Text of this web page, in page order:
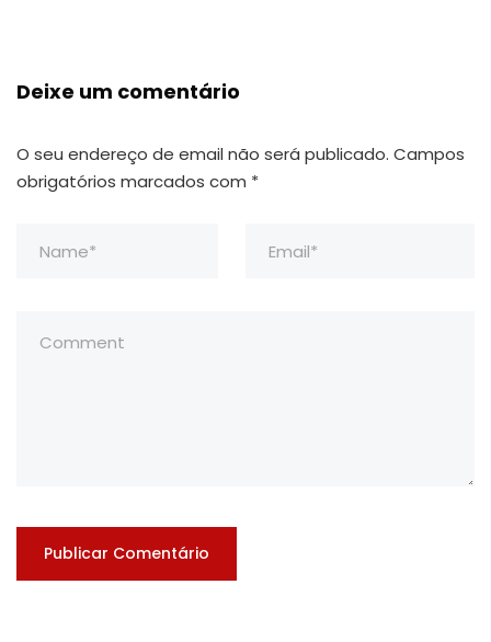
Deixe um comentário
O seu endereço de email não será publicado. Campos
obrigatórios marcados com *